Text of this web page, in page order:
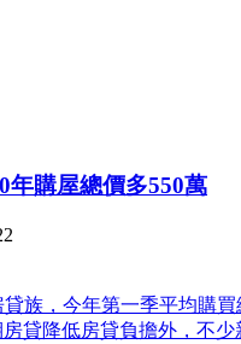
年購屋總價多550萬
族，今年第一季平均購
貸降低房貸負擔外，不